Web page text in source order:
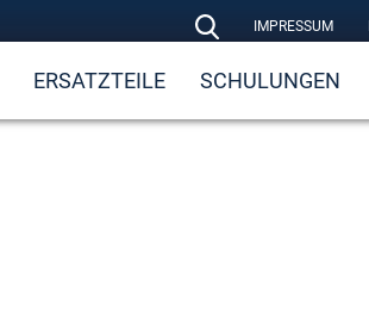
IMPRESSUM
ERSATZTEILE SCHULUNGEN